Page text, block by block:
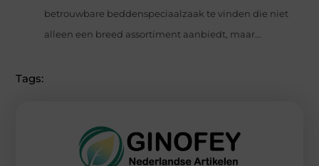
betrouwbare beddenspeciaalzaak te vinden die niet
alleen een breed assortiment aanbiedt, maar...
Tags: